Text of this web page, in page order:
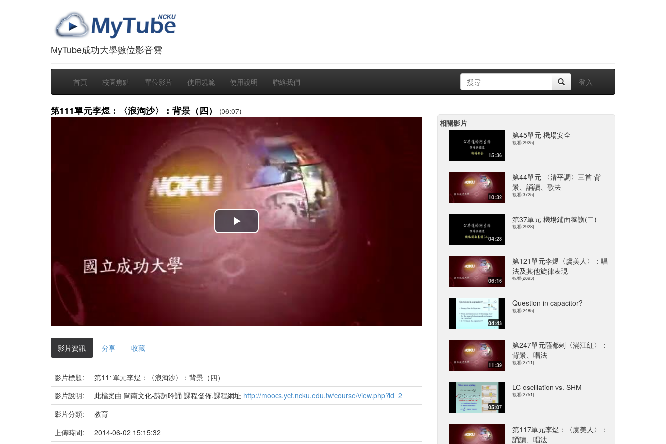
MyTube成功大學數位影音雲
首頁 校園焦點 單位影片 使用規範 使用說明 聯絡我們 登入
第111單元李煜：〈浪淘沙〉：背景（四） (06:07)
播
影
影片資訊 分享 收藏
影片標題:
第111單元李煜：〈浪淘沙〉：背景（四）
影片說明:
此檔案由 閩南文化-詩詞吟誦 課程發佈,課程網址 http://moocs.yct.ncku.edu.tw/course/view.php?id=2
影片分類:
教育
上傳時間:
2014-06-02 15:15:32
相關影片
15:36
第45單元 機場安全
觀看(2925)
10:32
第44單元 〈清平調〉三首 背
景、誦讀、歌法
觀看(3725)
04:28
第37單元 機場鋪面養護(二)
觀看(2928)
06:16
第121單元李煜〈虞美人〉：唱
法及其他旋律表現
觀看(2893)
04:43
Question in capacitor?
觀看(2485)
11:39
第247單元薩都剌〈滿江紅〉：
背景、唱法
觀看(2711)
05:07
LC oscillation vs. SHM
觀看(2751)
第117單元李煜：〈虞美人〉：
誦讀、唱法